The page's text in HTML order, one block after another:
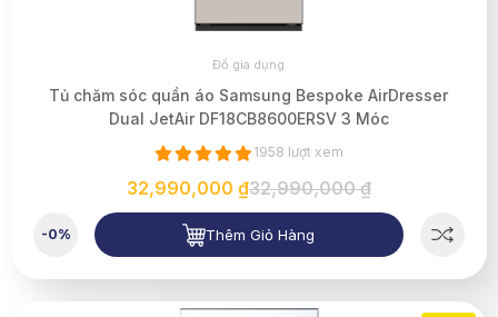
Đồ gia dụng
Tủ chăm sóc quần áo Samsung Bespoke AirDresser
Dual JetAir DF18CB8600ERSV 3 Móc
1958 lượt xem
32,990,000 ₫32,990,000 ₫
-0% Thêm Giỏ Hàng